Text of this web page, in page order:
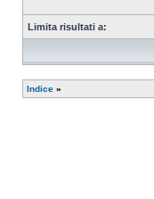
Limita risultati a:
Indice »